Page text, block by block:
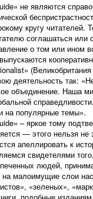
не являются
кругу
соглашаться
о том или ином
деятельность так:
объединение. Наша
на популярные темы».
– яркое тому
— этого нельзя не
апеллировать к
свидетелями
людей,
малоимущие слои
«зеленых»,